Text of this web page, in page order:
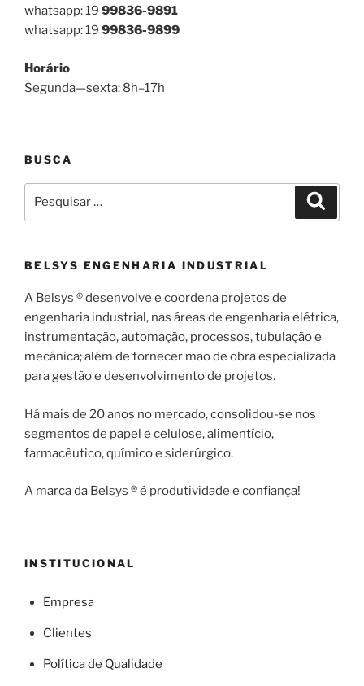
whatsapp: 19 99836-9891
whatsapp: 19 99836-9899
Horário
Segunda—sexta: 8h–17h
BUSCA
por:
BELSYS ENGENHARIA INDUSTRIAL
A Belsys ® desenvolve e coordena projetos de
engenharia industrial, nas áreas de engenharia elétrica,
instrumentação, automação, processos, tubulação e
mecânica; além de fornecer mão de obra especializada
para gestão e desenvolvimento de projetos.
Há mais de 20 anos no mercado, consolidou-se nos
segmentos de papel e celulose, alimentício,
farmacêutico, químico e siderúrgico.
A marca da Belsys ® é produtividade e confiança!
INSTITUCIONAL
Empresa
Clientes
Política de Qualidade